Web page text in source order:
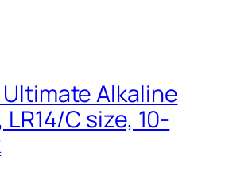
Ultimate Alkaline
C size, 10-